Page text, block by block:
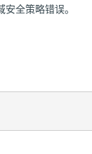
全策略错误。